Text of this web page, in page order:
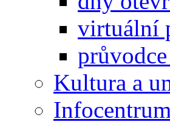
virtuální
Kultura a
Infocentrum